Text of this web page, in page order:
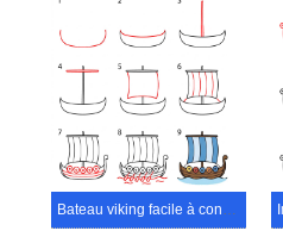
Bateau viking facile à construire